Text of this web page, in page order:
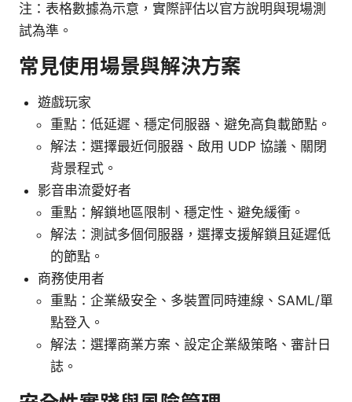
注：表格數據為示意，實際評估以官方說明與現場測
試為準。
常見使用場景與解決方案
遊戲玩家
重點：低延遲、穩定伺服器、避免高負載節點。
解法：選擇最近伺服器、啟用 UDP 協議、關閉
背景程式。
影音串流愛好者
重點：解鎖地區限制、穩定性、避免緩衝。
解法：測試多個伺服器，選擇支援解鎖且延遲低
的節點。
商務使用者
重點：企業級安全、多裝置同時連線、SAML/單
點登入。
解法：選擇商業方案、設定企業級策略、審計日
誌。